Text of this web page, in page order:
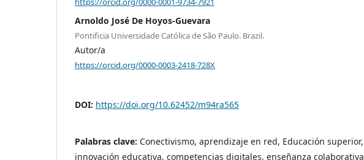
Arnoldo José De Hoyos-Guevara
Pontificia Universidade Católica de São Paulo. Brazil.
Autor/a
https://orcid.org/0000-0003-2418-728X
DOI: https://doi.org/10.62452/m94ra565
Palabras clave: Conectivismo, aprendizaje en red, Educación superior,
innovación educativa, competencias digitales, enseñanza colaborativa